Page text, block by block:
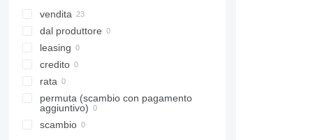
vendita
dal produttore
leasing
credito
rata
permuta (scambio con pagamento
aggiuntivo)
scambio